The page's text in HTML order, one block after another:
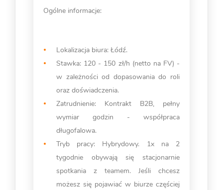
Ogólne informacje:
Lokalizacja biura: Łódź.
Stawka: 120 - 150 zł/h (netto na FV) -
w zależności od dopasowania do roli
oraz doświadczenia.
Zatrudnienie: Kontrakt B2B, pełny
wymiar godzin - współpraca
długofalowa.
Tryb pracy: Hybrydowy. 1x na 2
tygodnie obywają się stacjonarnie
spotkania z teamem. Jeśli chcesz
możesz się pojawiać w biurze częściej